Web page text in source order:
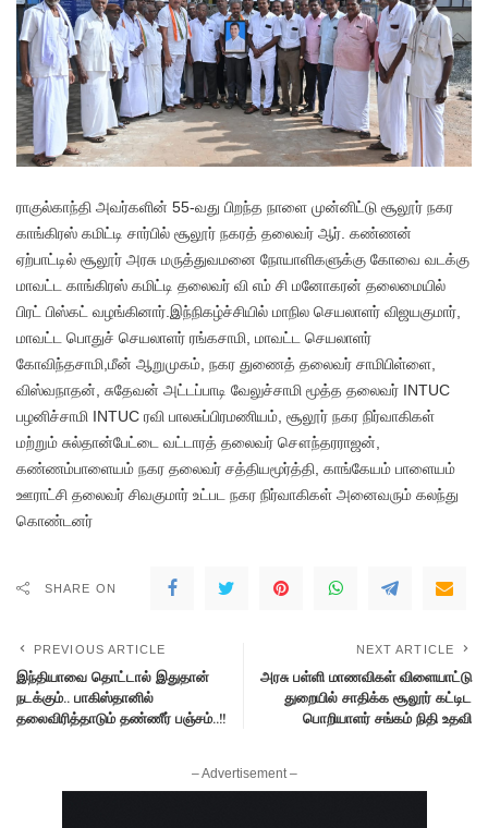
ராகுல்காந்தி அவர்களின் 55-வது பிறந்த நாளை முன்னிட்டு சூலூர் நகர
காங்கிரஸ் கமிட்டி சார்பில் சூலூர் நகரத் தலைவர் ஆர். கண்ணன்
ஏற்பாட்டில் சூலூர் அரசு மருத்துவமனை நோயாளிகளுக்கு கோவை வடக்கு
மாவட்ட காங்கிரஸ் கமிட்டி தலைவர் வி எம் சி மனோகரன் தலைமையில்
பிரட் பிஸ்கட் வழங்கினார்.இந்நிகழ்ச்சியில் மாநில செயலாளர் விஜயகுமார்,
மாவட்ட பொதுச் செயலாளர் ரங்கசாமி, மாவட்ட செயலாளர்
கோவிந்தசாமி,மீன் ஆறுமுகம், நகர துணைத் தலைவர் சாமிபிள்ளை,
விஸ்வநாதன், சுதேவன் அட்டப்பாடி வேலுச்சாமி மூத்த தலைவர் INTUC
பழனிச்சாமி INTUC ரவி பாலசுப்பிரமணியம், சூலூர் நகர நிர்வாகிகள்
மற்றும் சுல்தான்பேட்டை வட்டாரத் தலைவர் சௌந்தரராஜன்,
கண்ணம்பாளையம் நகர தலைவர் சத்தியமூர்த்தி, காங்கேயம் பாளையம்
ஊராட்சி தலைவர் சிவகுமார் உட்பட நகர நிர்வாகிகள் அனைவரும் கலந்து
கொண்டனர்
SHARE ON
PREVIOUS ARTICLE
இந்தியாவை தொட்டால் இதுதான்
நடக்கும்.. பாகிஸ்தானில்
தலைவிரித்தாடும் தண்ணீர் பஞ்சம்..!!
NEXT ARTICLE
அரசு பள்ளி மாணவிகள் விளையாட்டு
துறையில் சாதிக்க சூலூர் கட்டிட
பொறியாளர் சங்கம் நிதி உதவி
– Advertisement –